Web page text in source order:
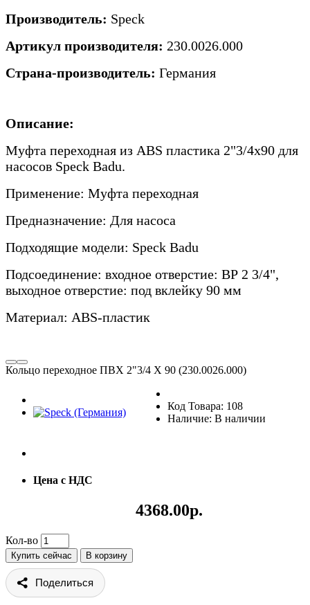
Производитель: Speck
Артикул производителя: 230.0026.000
Страна-производитель: Германия
Описание:
Муфта переходная из ABS пластика 2"3/4х90 для
насосов Speck Badu.
Применение: Муфта переходная
Предназначение: Для насоса
Подходящие модели: Speck Badu
Подсоединение: входное отверстие: ВР 2 3/4",
выходное отверстие: под вклейку 90 мм
Материал: ABS-пластик
Кольцо переходное ПВХ 2"3/4 Х 90 (230.0026.000)
Код Товара: 108
Наличие: В наличии
Цена с НДС
4368.00р.
Кол-во
Купить сейчас В корзину
Поделиться